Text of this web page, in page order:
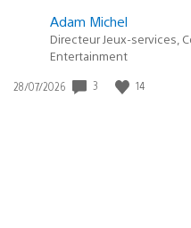
Adam Michel
Directeur Jeux-services,
Entertainment
Date
28/07/2026 3 14